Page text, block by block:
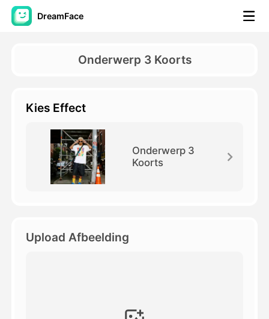
DreamFace
AI-hulpmiddelen
AI Video
Foto van AI
Andere instrumenten
Onderwerp 3 Koorts
Kies Effect
Onderwerp 3
Koorts
Upload Afbeelding